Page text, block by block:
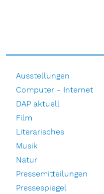
Ausstellungen
Computer - Internet
DAP aktuell
Film
Literarisches
Musik
Natur
Pressemitteilungen
Pressespiegel